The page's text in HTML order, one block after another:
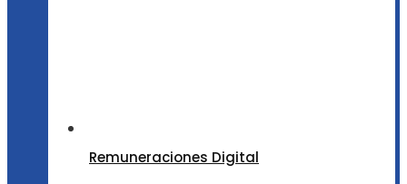
Remuneraciones Digital